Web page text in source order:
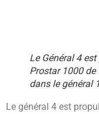
Le Général 4
Prostar 1000 de
dans le général
Le général 4 est